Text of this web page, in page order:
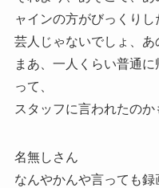
ャインの方がびっくりし
芸人じゃないでしょ、あ
まあ、一人くらい普通
って、
スタッフに言われたのか
名無しさん
なんやかんや言っても